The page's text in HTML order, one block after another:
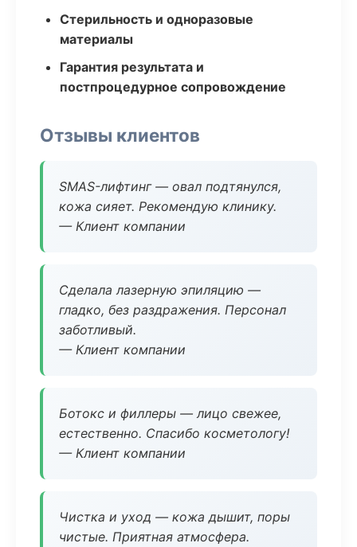
Стерильность и одноразовые
материалы
Гарантия результата и
постпроцедурное сопровождение
Отзывы клиентов
SMAS-лифтинг — овал подтянулся,
кожа сияет. Рекомендую клинику.
— Клиент компании
Сделала лазерную эпиляцию —
гладко, без раздражения. Персонал
заботливый.
— Клиент компании
Ботокс и филлеры — лицо свежее,
естественно. Спасибо косметологу!
— Клиент компании
Чистка и уход — кожа дышит, поры
чистые. Приятная атмосфера.